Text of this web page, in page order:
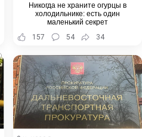
Никогда не храните огурцы в
холодильнике: есть один
маленький секрет
157
54 34